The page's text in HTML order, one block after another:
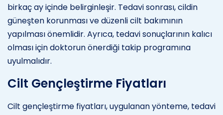
birkaç ay içinde belirginleşir. Tedavi sonrası, cildin
güneşten korunması ve düzenli cilt bakımının
yapılması önemlidir. Ayrıca, tedavi sonuçlarının kalıcı
olması için doktorun önerdiği takip programına
uyulmalıdır.
Cilt Gençleştirme Fiyatları
Cilt gençleştirme fiyatları, uygulanan yönteme, tedavi